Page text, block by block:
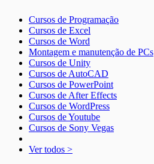
Cursos de Programação
Cursos de Excel
Cursos de Word
Montagem e manutenção de PCs
Cursos de Unity
Cursos de AutoCAD
Cursos de PowerPoint
Cursos de After Effects
Cursos de WordPress
Cursos de Youtube
Cursos de Sony Vegas
Ver todos >